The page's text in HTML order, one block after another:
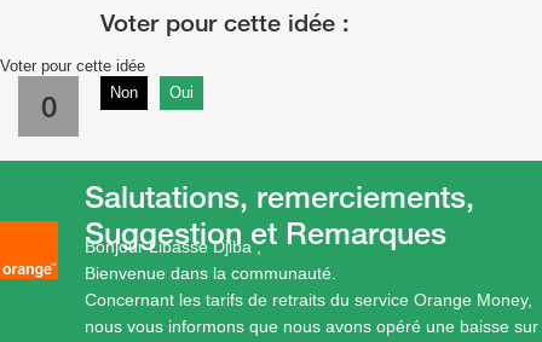
Voter pour cette idée
0 Non Oui
Bonjour Libasse Djiba ,
Bienvenue dans la communauté.
Concernant les tarifs de retraits du service Orange Money,
nous vous informons que nous avons opéré une baisse sur
Salutations, remerciements,
Suggestion et Remarques